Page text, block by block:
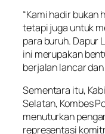
“Kami hadir bukan
tetapi juga untuk
para buruh. Dapur
ini merupakan
berjalan lancar
Sementara itu,
Selatan, Kombes
menuturkan
representasi